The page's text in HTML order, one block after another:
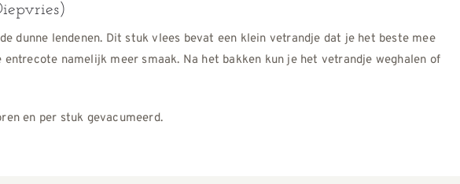
dunne lendenen. Dit stuk vlees bevat een klein vetrandje dat je het beste mee
namelijk meer smaak. Na het bakken kun je het vetrandje weghalen of
en per stuk gevacumeerd.